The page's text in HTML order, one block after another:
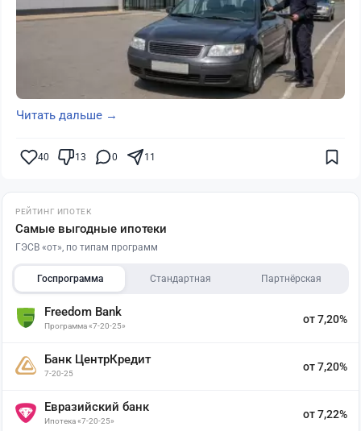
Читать дальше →
40 13 0 11
РЕЙТИНГ ИПОТЕК
Самые выгодные ипотеки
ГЭСВ «от», по типам программ
Госпрограмма Стандартная Партнёрская
Freedom Bank
Программа «7-20-25»
от 7,20%
Банк ЦентрКредит
7-20-25
от 7,20%
Евразийский банк
Ипотека «7-20-25»
от 7,22%